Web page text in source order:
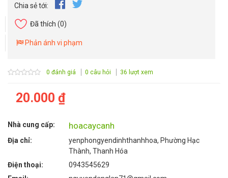
Chia sẻ tới:
Đã thích (0)
Phản ánh vi phạm
0 đánh giá 0 câu hỏi 36 lượt xem
20.000 ₫
Nhà cung cấp: hoacaycanh
Địa chỉ:
yenphongyendinhthanhhoa, Phường Hạc
Thành, Thanh Hóa
Điện thoại:
0943545629